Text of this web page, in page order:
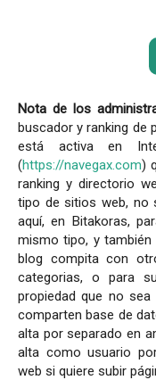
Nota de los
buscador y ranking de
está activa en
(https://navegax.com)
ranking y directorio
tipo de sitios web, no
aquí, en Bitakoras,
mismo tipo, y también
blog compita con
categorias, o para
propiedad que no
comparten base de
alta por separado en
alta como usuario
web si quiere subir